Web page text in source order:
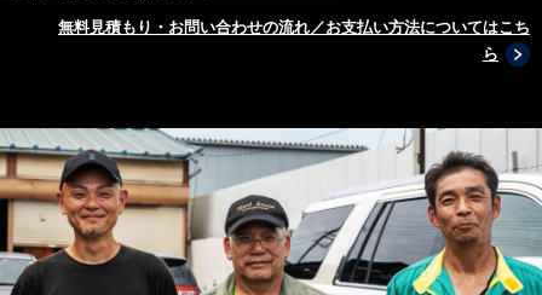
無料見積もり・お問い合わせの流れ／お支払い方法についてはこち
ら